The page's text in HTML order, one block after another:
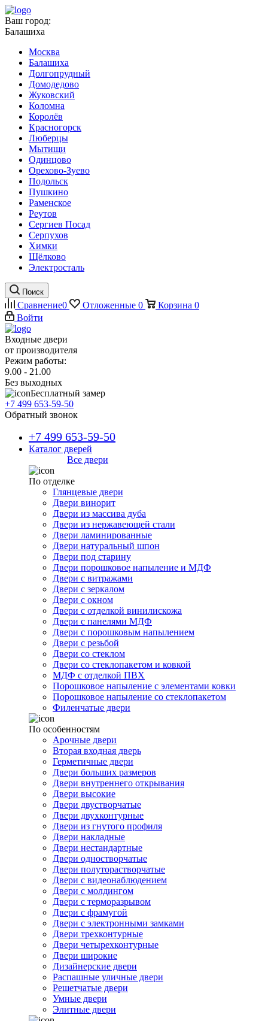
Ваш город:
Балашиха
Москва
Балашиха
Долгопрудный
Домодедово
Жуковский
Коломна
Королёв
Красногорск
Люберцы
Мытищи
Одинцово
Орехово-Зуево
Подольск
Пушкино
Раменское
Реутов
Сергиев Посад
Серпухов
Химки
Щёлково
Электросталь
Поиск
Сравнение0 Отложенные 0 Корзина 0
Войти
Входные двери
от производителя
Режим работы:
9.00 - 21.00
Без выходных
Бесплатный замер
+7 499 653-59-50
Обратный звонок
+7 499 653-59-50
Каталог дверей
Все двери
По отделке
Глянцевые двери
Двери винорит
Двери из массива дуба
Двери из нержавеющей стали
Двери ламинированные
Двери натуральный шпон
Двери под старину
Двери порошковое напыление и МДФ
Двери с витражами
Двери с зеркалом
Двери с окном
Двери с отделкой винилискожа
Двери с панелями МДФ
Двери с порошковым напылением
Двери с резьбой
Двери со стеклом
Двери со стеклопакетом и ковкой
МДФ с отделкой ПВХ
Порошковое напыление с элементами ковки
Порошковое напыление со стеклопакетом
Филенчатые двери
По особенностям
Арочные двери
Вторая входная дверь
Герметичные двери
Двери больших размеров
Двери внутреннего открывания
Двери высокие
Двери двустворчатые
Двери двухконтурные
Двери из гнутого профиля
Двери накладные
Двери нестандартные
Двери одностворчатые
Двери полуторастворчатые
Двери с видеонаблюдением
Двери с молдингом
Двери с терморазрывом
Двери с фрамугой
Двери с электронными замками
Двери трехконтурные
Двери четырехконтурные
Двери широкие
Дизайнерские двери
Распашные уличные двери
Решетчатые двери
Умные двери
Элитные двери